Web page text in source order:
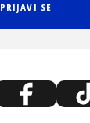
PRIJAVI SE